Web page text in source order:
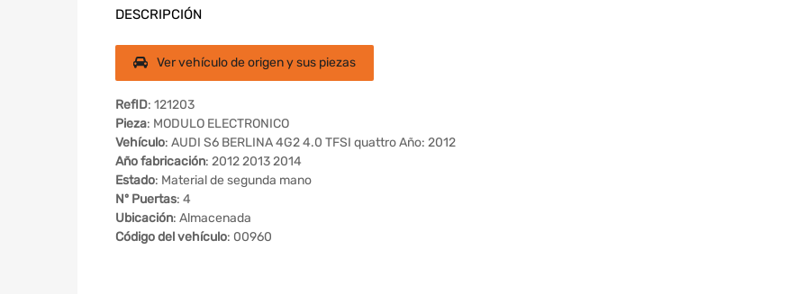
DESCRIPCIÓN
Ver vehículo de origen y sus piezas
RefID: 121203
Pieza: MODULO ELECTRONICO
Vehículo: AUDI S6 BERLINA 4G2 4.0 TFSI quattro Año: 2012
Año fabricación: 2012 2013 2014
Estado: Material de segunda mano
Nº Puertas: 4
Ubicación: Almacenada
Código del vehículo: 00960